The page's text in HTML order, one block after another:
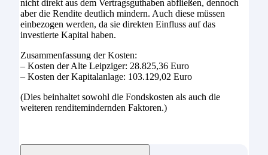
nicht direkt aus dem Vertragsguthaben abfließen, dennoch
aber die Rendite deutlich mindern. Auch diese müssen
einbezogen werden, da sie direkten Einfluss auf das
investierte Kapital haben.
Zusammenfassung der Kosten:
– Kosten der Alte Leipziger: 28.825,36 Euro
– Kosten der Kapitalanlage: 103.129,02 Euro
(Dies beinhaltet sowohl die Fondskosten als auch die
weiteren renditemindernden Faktoren.)